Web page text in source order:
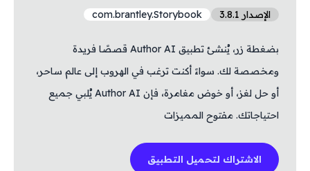
الإصدار 3.8.1 com.brantley.Storybook
بضغطة زر، يُنشئ تطبيق Author AI قصصًا فريدة
ومخصصة لك. سواءً أكنت ترغب في الهروب إلى عالم ساحر،
أو حل لغز، أو خوض مغامرة، فإن Author AI يُلبي جميع
احتياجاتك. مفتوح المميزات
الاشتراك لتحميل التطبيق